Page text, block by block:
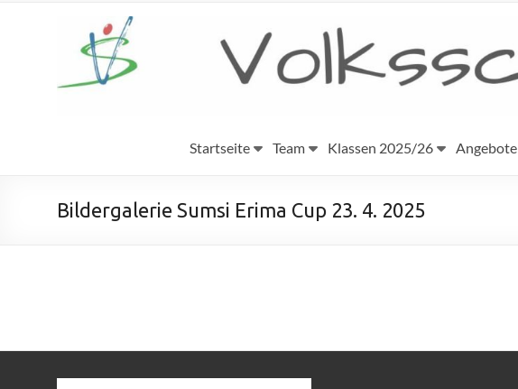
Startseite Team Klassen 2025/26 Angebote
Bildergalerie Sumsi Erima Cup 23. 4. 2025